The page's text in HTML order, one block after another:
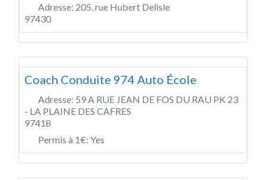
Adresse: 205, rue Hubert Delisle
97430
Coach Conduite 974 Auto École
Adresse: 59 A RUE JEAN DE FOS DU RAU PK 23
- LA PLAINE DES CAFRES
97418
Permis à 1€: Yes